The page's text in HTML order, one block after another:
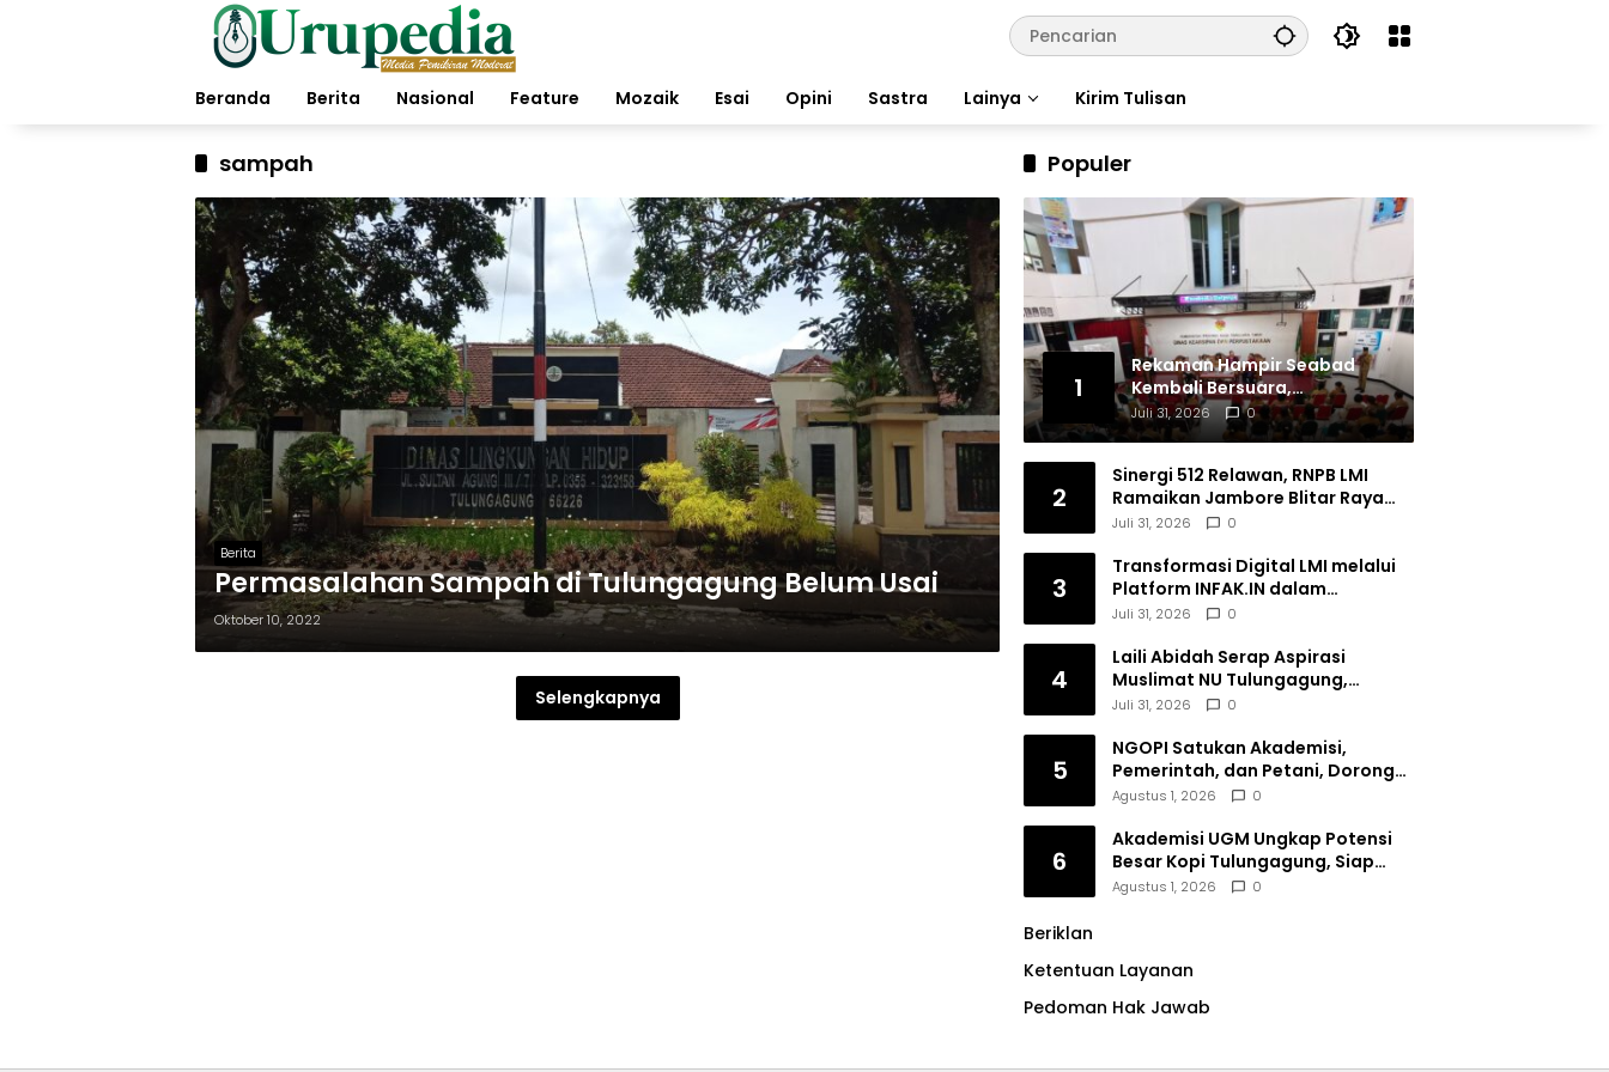
Beranda
Berita Nasional Feature Mozaik Esai Opini Sastra Lainya Kirim Tulisan
sampah
Berita
Permasalahan Sampah di Tulungagung Belum Usai
Oktober 10, 2022
Selengkapnya
Populer
1
Rekaman Hampir Seabad
Kembali Bersuara,
Masyarakat Flores Hidupkan
Lagi Ingatan Leluhur
Juli 31, 2026 0
2
Sinergi 512 Relawan, RNPB LMI
Ramaikan Jambore Blitar Raya
2026
Juli 31, 2026 0
3
Transformasi Digital LMI melalui
Platform INFAK.IN dalam
Meningkatkan Penghimpunan
Juli 31, 2026 0
4
Laili Abidah Serap Aspirasi
Muslimat NU Tulungagung,
Dorong Penguatan Peran
Juli 31, 2026 0
5
NGOPI Satukan Akademisi,
Pemerintah, dan Petani, Dorong
Konservasi Hutan serta Daya
Agustus 1, 2026 0
6
Akademisi UGM Ungkap Potensi
Besar Kopi Tulungagung, Siap
Bersaing di Pasar Nasional hingga
Agustus 1, 2026 0
Beriklan
Ketentuan Layanan
Pedoman Hak Jawab